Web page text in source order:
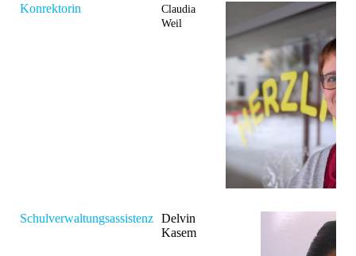
Konrektorin
Claudia
Weil
Schulverwaltungsassistenz Delvin
Kasem